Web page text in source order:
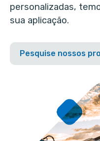
personalizadas,
sua aplicação.
Pesquise nossos